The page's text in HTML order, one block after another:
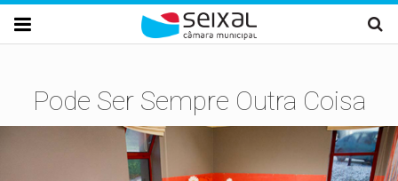
Passar para o conteúdo principal

Pode Ser Sempre Outra Coisa